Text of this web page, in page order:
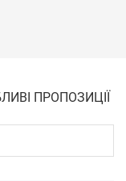
ПРОПОЗИЦІЇ